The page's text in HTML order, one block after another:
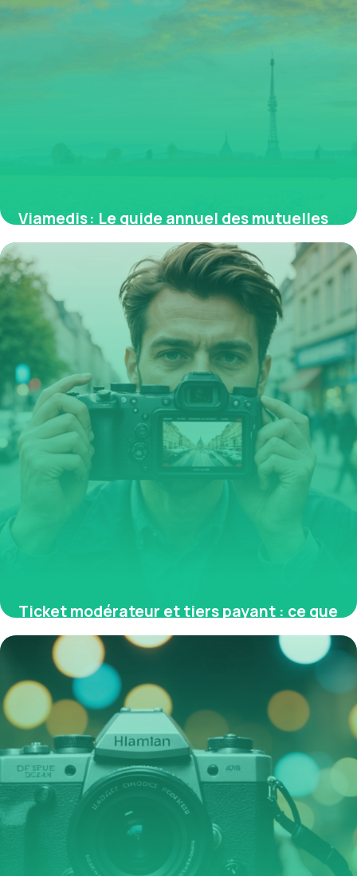
Viamedis : Le guide annuel des mutuelles
partenaires et du tiers payant en France
17 mai 2026
Ticket modérateur et tiers payant : ce que
vous devez savoir pour optimiser vos
remboursements santé
11 mai 2026